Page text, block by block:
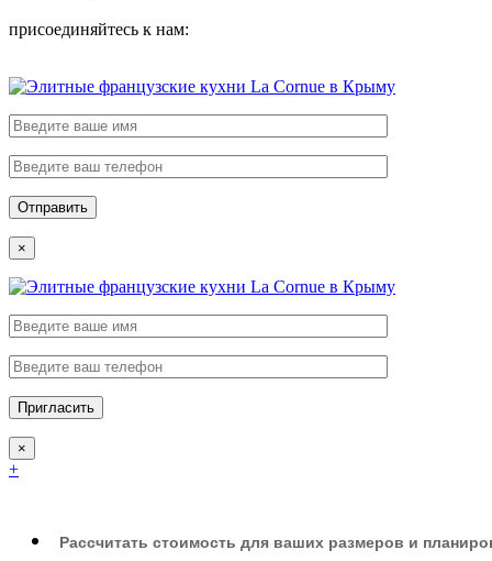
присоединяйтесь к нам:
×
×
+
Рассчитать стоимость для ваших размеров и